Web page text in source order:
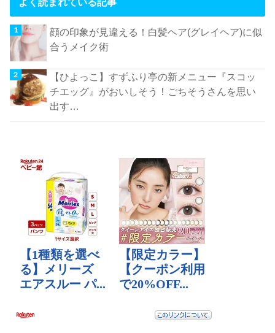
顔の印象が見違える！白髪ヘア(グレイヘア)に似
合うメイク術
【ひよっこ】すずふり亭の新メニュー『スコッ
チエッグ』がおいしそう！ごちそうさんを思い
出す…